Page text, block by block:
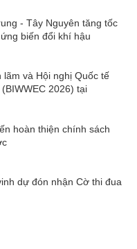
- Tây Nguyên tăng tốc
biến đổi khí hậu
lãm và Hội nghị Quốc tế
2026) tại
hoàn thiện chính sách
dự đón nhận Cờ thi đua